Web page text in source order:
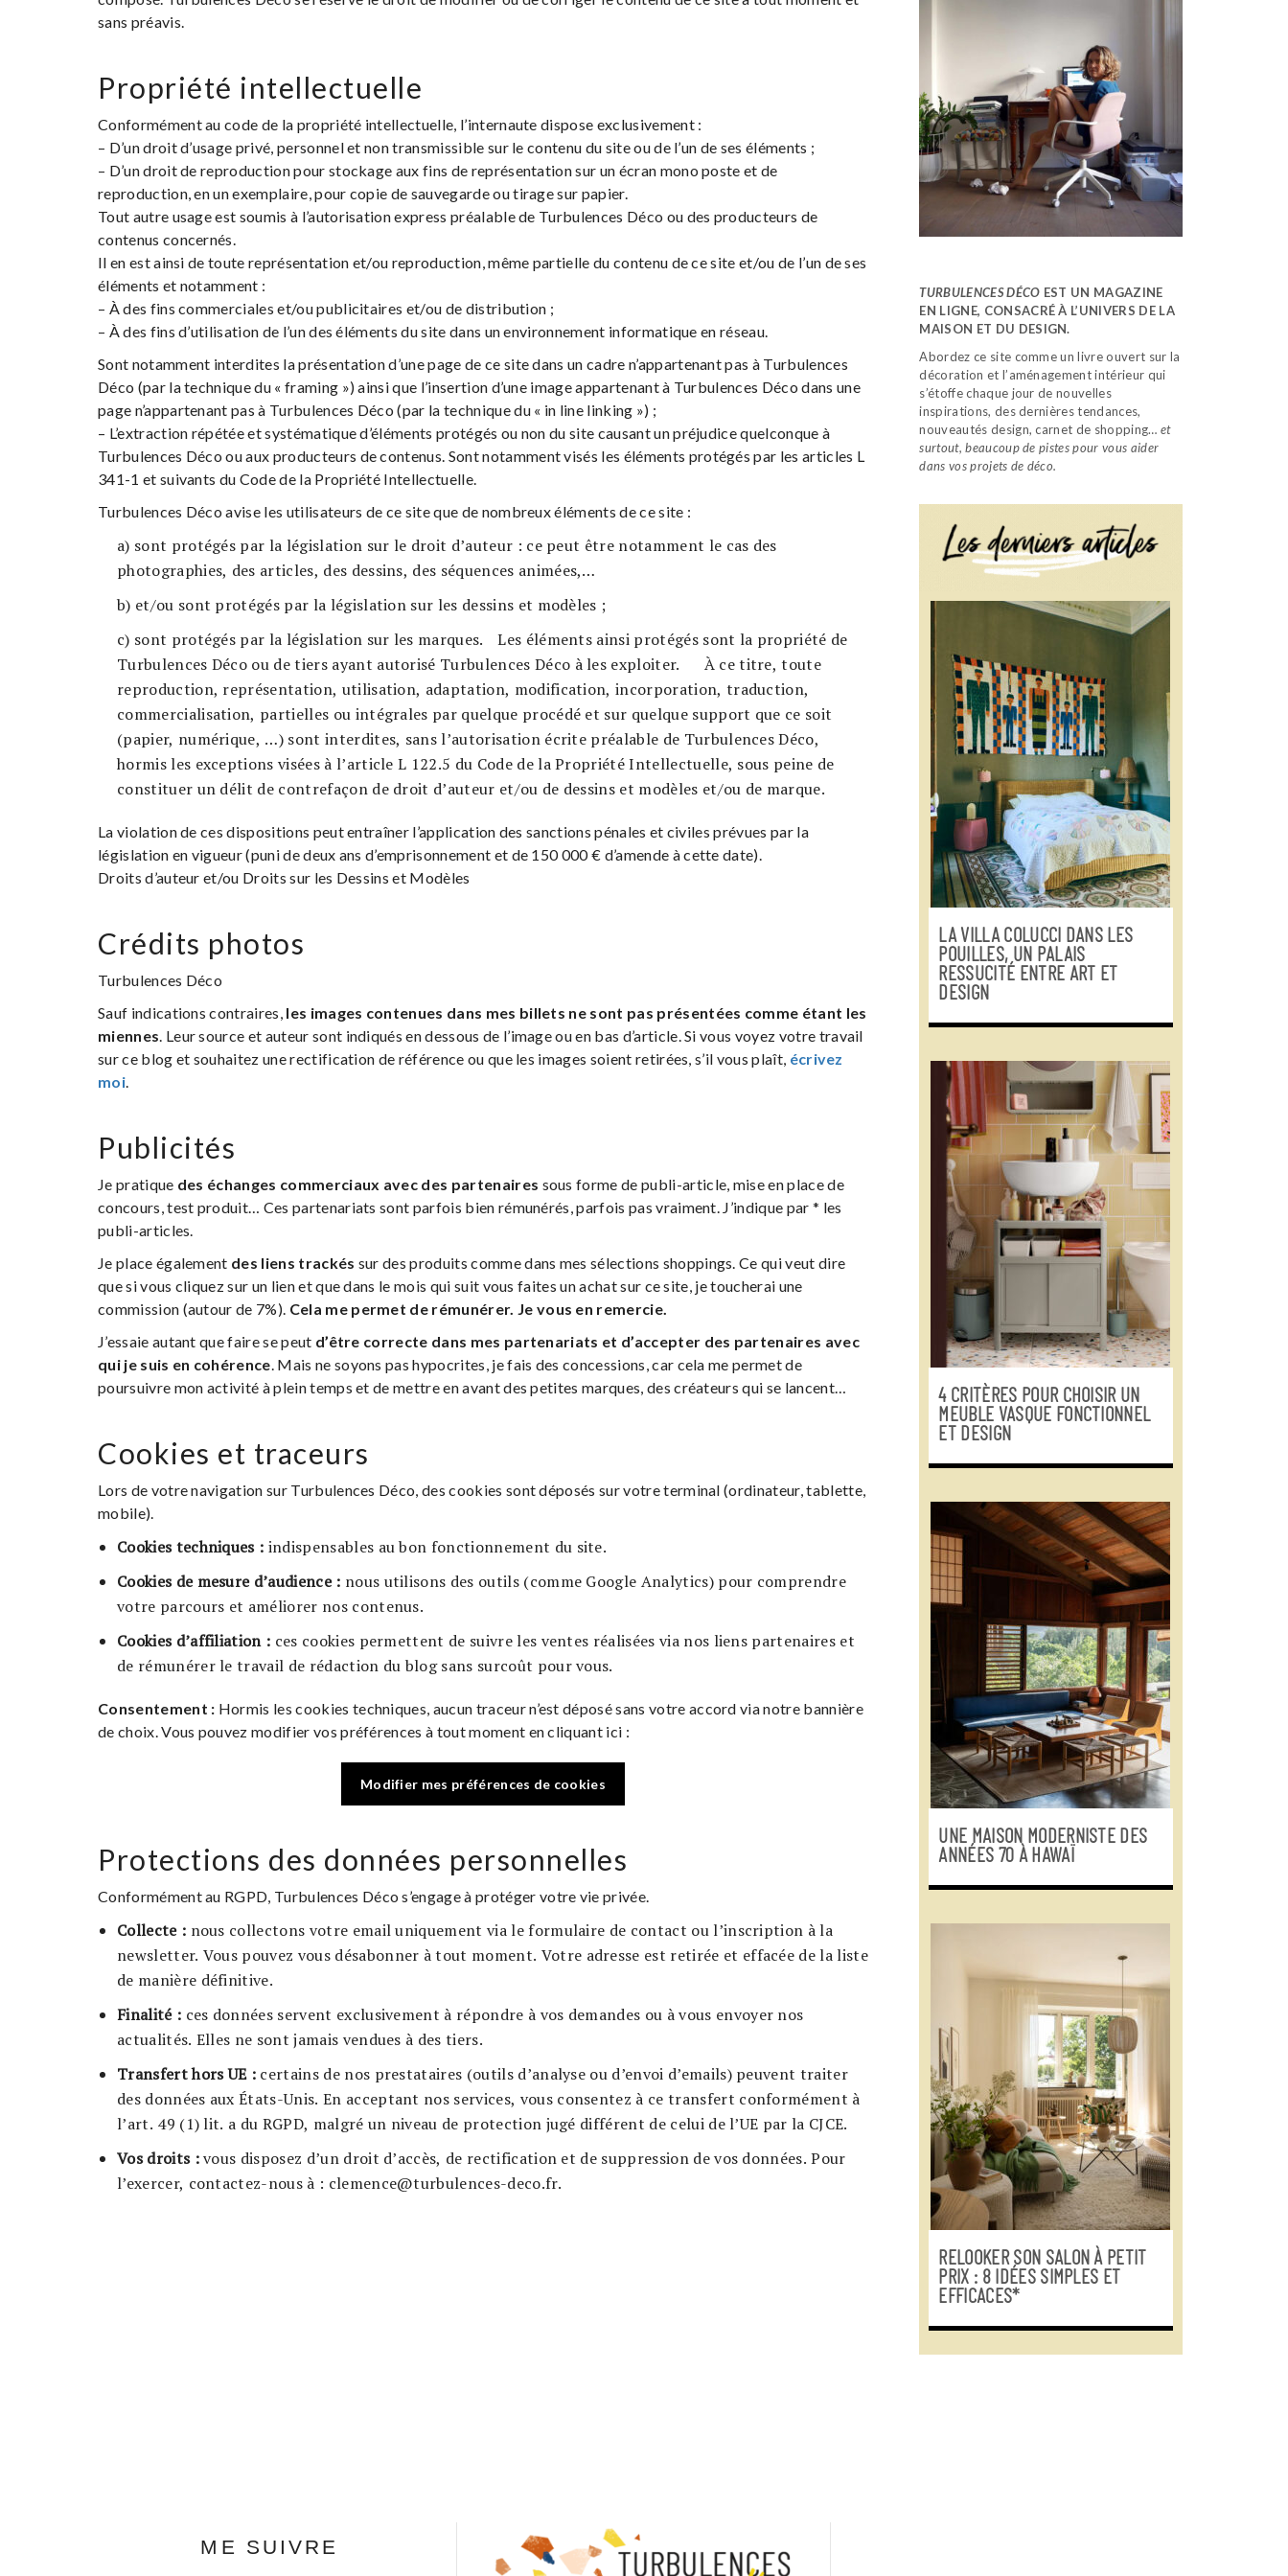
sans préavis.
Propriété intellectuelle
Conformément au code de la propriété intellectuelle, l’internaute dispose exclusivement :
– D’un droit d’usage privé, personnel et non transmissible sur le contenu du site ou de l’un de ses éléments ;
– D’un droit de reproduction pour stockage aux fins de représentation sur un écran mono poste et de
reproduction, en un exemplaire, pour copie de sauvegarde ou tirage sur papier.
Tout autre usage est soumis à l’autorisation express préalable de Turbulences Déco ou des producteurs de
contenus concernés.
Il en est ainsi de toute représentation et/ou reproduction, même partielle du contenu de ce site et/ou de l’un de ses
éléments et notamment :
– À des fins commerciales et/ou publicitaires et/ou de distribution ;
– À des fins d’utilisation de l’un des éléments du site dans un environnement informatique en réseau.
Sont notamment interdites la présentation d’une page de ce site dans un cadre n’appartenant pas à Turbulences
Déco (par la technique du « framing ») ainsi que l’insertion d’une image appartenant à Turbulences Déco dans une
page n’appartenant pas à Turbulences Déco (par la technique du « in line linking ») ;
– L’extraction répétée et systématique d’éléments protégés ou non du site causant un préjudice quelconque à
Turbulences Déco ou aux producteurs de contenus. Sont notamment visés les éléments protégés par les articles L
341-1 et suivants du Code de la Propriété Intellectuelle.
Turbulences Déco avise les utilisateurs de ce site que de nombreux éléments de ce site :
a) sont protégés par la législation sur le droit d’auteur : ce peut être notamment le cas des
photographies, des articles, des dessins, des séquences animées,…
b) et/ou sont protégés par la législation sur les dessins et modèles ;
c) sont protégés par la législation sur les marques. Les éléments ainsi protégés sont la propriété de
Turbulences Déco ou de tiers ayant autorisé Turbulences Déco à les exploiter. À ce titre, toute
reproduction, représentation, utilisation, adaptation, modification, incorporation, traduction,
commercialisation, partielles ou intégrales par quelque procédé et sur quelque support que ce soit
(papier, numérique, …) sont interdites, sans l’autorisation écrite préalable de Turbulences Déco,
hormis les exceptions visées à l’article L 122.5 du Code de la Propriété Intellectuelle, sous peine de
constituer un délit de contrefaçon de droit d’auteur et/ou de dessins et modèles et/ou de marque.
La violation de ces dispositions peut entraîner l’application des sanctions pénales et civiles prévues par la
législation en vigueur (puni de deux ans d’emprisonnement et de 150 000 € d’amende à cette date).
Droits d’auteur et/ou Droits sur les Dessins et Modèles
Crédits photos
Turbulences Déco
Sauf indications contraires, les images contenues dans mes billets ne sont pas présentées comme étant les
miennes . Leur source et auteur sont indiqués en dessous de l’image ou en bas d’article. Si vous voyez votre travail
sur ce blog et souhaitez une rectification de référence ou que les images soient retirées, s’il vous plaît, écrivez
moi.
Publicités
Je pratique des échanges commerciaux avec des partenaires sous forme de publi-article, mise en place de
concours, test produit… Ces partenariats sont parfois bien rémunérés, parfois pas vraiment. J’indique par * les
publi-articles.
Je place également des liens trackés sur des produits comme dans mes sélections shoppings. Ce qui veut dire
que si vous cliquez sur un lien et que dans le mois qui suit vous faites un achat sur ce site, je toucherai une
commission (autour de 7%). Cela me permet de rémunérer. Je vous en remercie.
J’essaie autant que faire se peut d’être correcte dans mes partenariats et d’accepter des partenaires avec
qui je suis en cohérence . Mais ne soyons pas hypocrites, je fais des concessions, car cela me permet de
poursuivre mon activité à plein temps et de mettre en avant des petites marques, des créateurs qui se lancent…
Cookies et traceurs
Lors de votre navigation sur Turbulences Déco, des cookies sont déposés sur votre terminal (ordinateur, tablette,
mobile).
Cookies techniques : indispensables au bon fonctionnement du site.
Cookies de mesure d’audience : nous utilisons des outils (comme Google Analytics) pour comprendre
votre parcours et améliorer nos contenus.
Cookies d’affiliation : ces cookies permettent de suivre les ventes réalisées via nos liens partenaires et
de rémunérer le travail de rédaction du blog sans surcoût pour vous.
Consentement : Hormis les cookies techniques, aucun traceur n’est déposé sans votre accord via notre bannière
de choix. Vous pouvez modifier vos préférences à tout moment en cliquant ici :
Modifier mes préférences de cookies
Protections des données personnelles
Conformément au RGPD, Turbulences Déco s’engage à protéger votre vie privée.
Collecte : nous collectons votre email uniquement via le formulaire de contact ou l’inscription à la
newsletter. Vous pouvez vous désabonner à tout moment. Votre adresse est retirée et effacée de la liste
de manière définitive.
Finalité : ces données servent exclusivement à répondre à vos demandes ou à vous envoyer nos
actualités. Elles ne sont jamais vendues à des tiers.
Transfert hors UE : certains de nos prestataires (outils d’analyse ou d’envoi d’emails) peuvent traiter
des données aux États-Unis. En acceptant nos services, vous consentez à ce transfert conformément à
l’art. 49 (1) lit. a du RGPD, malgré un niveau de protection jugé différent de celui de l’UE par la CJCE.
Vos droits :vous disposez d’un droit d’accès, de rectification et de suppression de vos données. Pour
l’exercer, contactez-nous à : clemence@turbulences-deco.fr.
TURBULENCES DÉCO EST UN MAGAZINE
EN LIGNE, CONSACRÉ À L’UNIVERS DE LA
MAISON ET DU DESIGN.
Abordez ce site comme un livre ouvert sur la
décoration et l’aménagement intérieur qui
s’étoffe chaque jour de nouvelles
inspirations, des dernières tendances,
nouveautés design, carnet de shopping… et
surtout, beaucoup de pistes pour vous aider
dans vos projets de déco.
LA VILLA COLUCCI DANS LES
POUILLES, UN PALAIS
RESSUCITÉ ENTRE ART ET
DESIGN
4 CRITÈRES POUR CHOISIR UN
MEUBLE VASQUE FONCTIONNEL
ET DESIGN
UNE MAISON MODERNISTE DES
ANNÉES 70 À HAWAÏ
RELOOKER SON SALON À PETIT
PRIX : 8 IDÉES SIMPLES ET
EFFICACES*
ME SUIVRE